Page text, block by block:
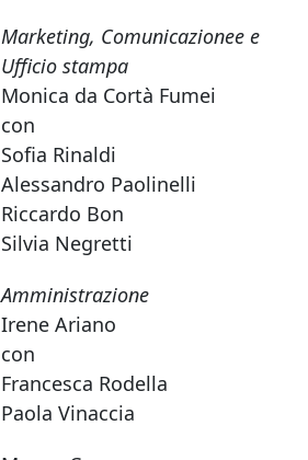
Marketing, Comunicazionee e
Ufficio stampa
Monica da Cortà Fumei
con
Sofia Rinaldi
Alessandro Paolinelli
Riccardo Bon
Silvia Negretti
Amministrazione
Irene Ariano
con
Francesca Rodella
Paola Vinaccia